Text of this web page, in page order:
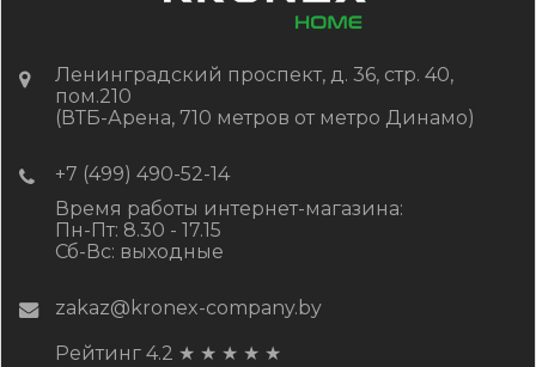
Ленинградский проспект, д. 36, стр. 40,
пом.210
(ВТБ-Арена, 710 метров от метро Динамо)
+7 (499) 490-52-14
Время работы интернет-магазина:
Пн-Пт: 8.30 - 17.15
Сб-Вс: выходные
zakaz@kronex-company.by
Рейтинг 4.2 ★ ★ ★ ★ ★